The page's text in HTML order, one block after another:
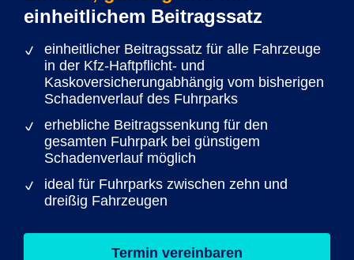
einheitlichem Beitragssatz
einheitlicher Beitragssatz für alle Fahrzeuge
in der Kfz-Haftpflicht- und
Kaskoversicherungabhängig vom bisherigen
Schadenverlauf des Fuhrparks
erhebliche Beitragssenkung für den
gesamten Fuhrpark bei günstigem
Schadenverlauf möglich
ideal für Fuhrparks zwischen zehn und
dreißig Fahrzeugen
Termin vereinbaren